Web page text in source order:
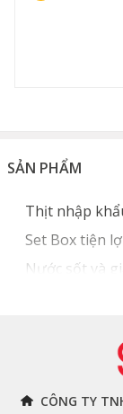
SẢN PHẨM
Thịt nhập
Set Box tiện
Nước sốt và
THÔNG TIN
CÔNG TY